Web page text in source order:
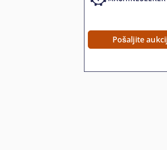
Pošaljite